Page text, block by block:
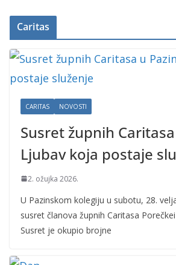
Caritas
CARITAS NOVOSTI
Susret župnih
Ljubav koja postaje
2. ožujka 2026.
U Pazinskom kolegiju u subotu, 28.
susret članova župnih Caritasa
Susret je okupio brojne